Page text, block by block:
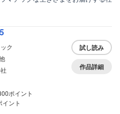
ク
ポイント
ント
試し読み
作品詳細